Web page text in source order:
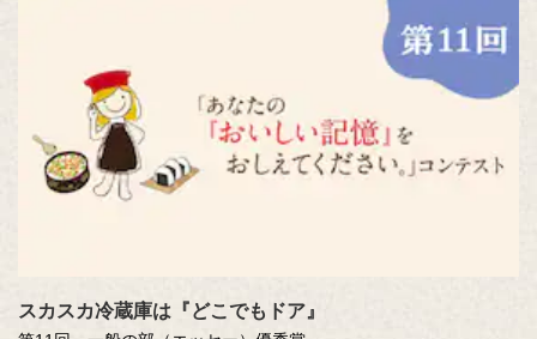
スカスカ冷蔵庫は『どこでもドア』